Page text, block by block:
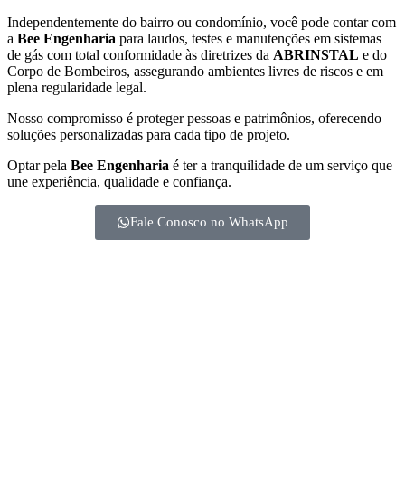
Independentemente do bairro ou condomínio, você pode contar com
a Bee Engenharia para laudos, testes e manutenções em sistemas
de gás com total conformidade às diretrizes da ABRINSTAL e do
Corpo de Bombeiros, assegurando ambientes livres de riscos e em
plena regularidade legal.
Nosso compromisso é proteger pessoas e patrimônios, oferecendo
soluções personalizadas para cada tipo de projeto.
Optar pela Bee Engenharia é ter a tranquilidade de um serviço que
une experiência, qualidade e confiança.
Fale Conosco no WhatsApp